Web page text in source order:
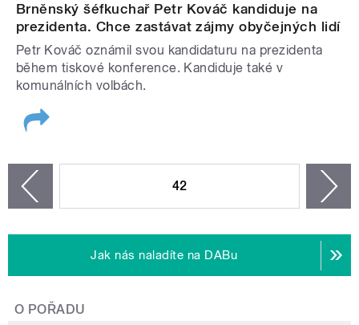
Brněnský šéfkuchař Petr Kováč kandiduje na
prezidenta. Chce zastávat zájmy obyčejných lidí
Petr Kováč oznámil svou kandidaturu na prezidenta
během tiskové konference. Kandiduje také v
komunálních volbách.
42
Jak nás naladíte na DABu
O POŘADU